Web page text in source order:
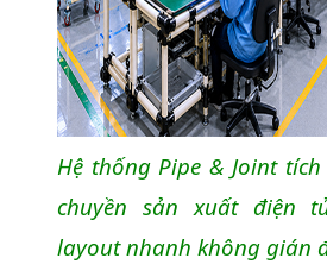
Hệ thống Pipe & Joint
chuyền sản xuất điện
layout nhanh không gián